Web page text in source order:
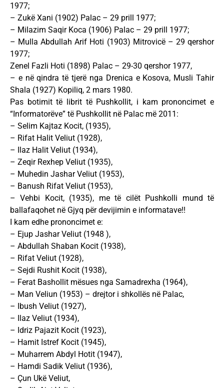
1977;
– Zukë Xani (1902) Palac – 29 prill 1977;
– Milazim Saqir Koca (1906) Palac – 29 prill 1977;
– Mulla Abdullah Arif Hoti (1903) Mitrovicë – 29 qershor
1977;
Zenel Fazli Hoti (1898) Palac – 29-30 qershor 1977,
– e në qindra të tjerë nga Drenica e Kosova, Musli Tahir
Shala (1927) Kopiliq, 2 mars 1980.
Pas botimit të librit të Pushkollit, i kam prononcimet e
“Informatorëve” të Pushkollit në Palac më 2011:
– Selim Kajtaz Kocit, (1935),
– Rifat Halit Veliut (1928),
– Ilaz Halit Veliut (1934),
– Zeqir Rexhep Veliut (1935),
– Muhedin Jashar Veliut (1953),
– Banush Rifat Veliut (1953),
– Vehbi Kocit, (1935), me të cilët Pushkolli mund të
ballafaqohet në Gjyq për devijimin e informatave!!
I kam edhe prononcimet e:
– Ejup Jashar Veliut (1948 ),
– Abdullah Shaban Kocit (1938),
– Rifat Veliut (1928),
– Sejdi Rushit Kocit (1938),
– Ferat Bashollit mësues nga Samadrexha (1964),
– Man Veliun (1953) – drejtor i shkollës në Palac,
– Ibush Veliut (1927),
– Ilaz Veliut (1934),
– Idriz Pajazit Kocit (1923),
– Hamit Istref Kocit (1945),
– Muharrem Abdyl Hotit (1947),
– Hamdi Sadik Veliut (1936),
– Çun Ukë Veliut,